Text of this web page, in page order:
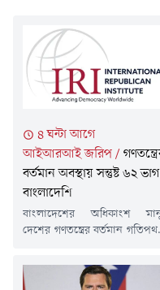
৪ ঘন্টা আগে
আইআরআই জরিপ/
বর্তমান অবস্থায় সন্তুষ্ট ৬২ ভাগ
বাংলাদেশি
বাংলাদেশের অধিকাংশ
দেশের গণতন্ত্রের বর্তমান
যুক্তরাষ্ট্রের
ইন্টারন্যাশনাল